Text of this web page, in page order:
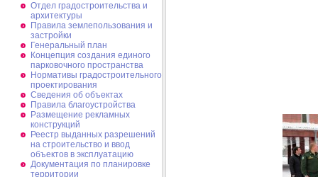
Отдел градостроительства и
архитектуры
Правила землепользования и
застройки
Генеральный план
Концепция создания единого
парковочного пространства
Нормативы градостроительного
проектирования
Сведения об объектах
Правила благоустройства
Размещение рекламных
конструкций
Реестр выданных разрешений
на строительство и ввод
объектов в эксплуатацию
Документация по планировке
территории